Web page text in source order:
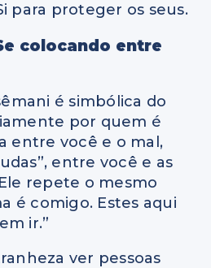
para proteger os seus.
colocando entre
é simbólica do
por quem é
entre você e o mal,
entre você e as
repete o mesmo
é comigo. Estes aqui
ir.”
ver pessoas